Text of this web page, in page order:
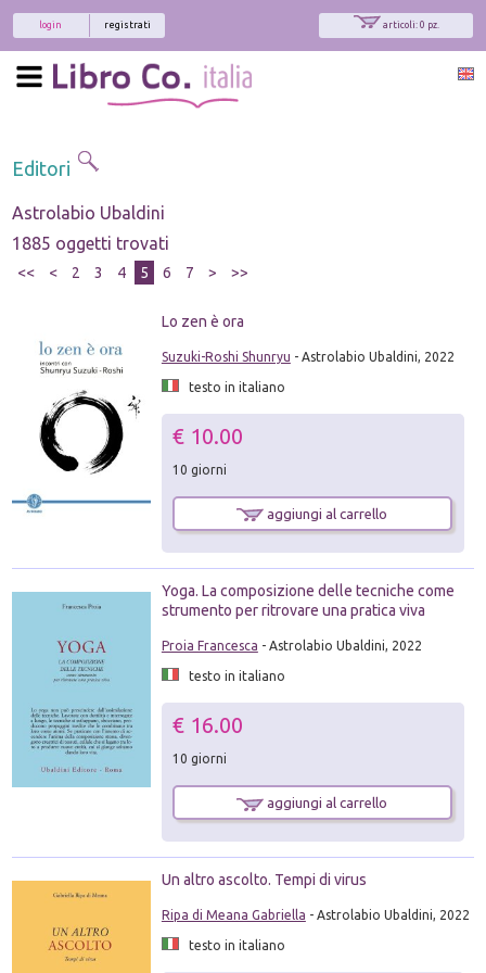
articoli: 0 pz.
registrati
login
Editori
Astrolabio Ubaldini
1885 oggetti trovati
<< < 2 3 4 5 6 7 > >>
Lo zen è ora
Suzuki-Roshi Shunryu - Astrolabio Ubaldini, 2022
testo in italiano
€ 10.00
10 giorni
aggiungi al carrello
Yoga. La composizione delle tecniche come
strumento per ritrovare una pratica viva
Proia Francesca - Astrolabio Ubaldini, 2022
testo in italiano
€ 16.00
10 giorni
aggiungi al carrello
Un altro ascolto. Tempi di virus
Ripa di Meana Gabriella - Astrolabio Ubaldini, 2022
testo in italiano